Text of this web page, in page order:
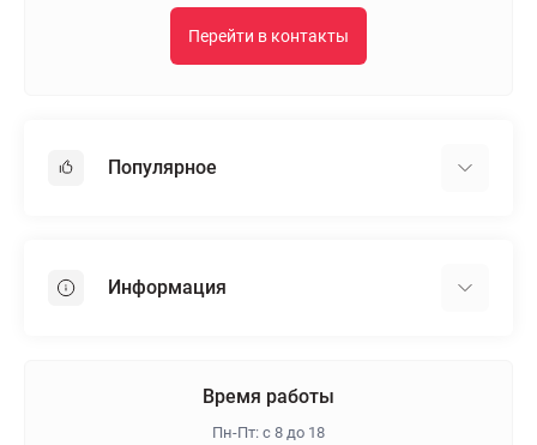
Перейти в контакты
Популярное
Пенопласт
Информация
Время работы
Пн-Пт: с 8 до 18